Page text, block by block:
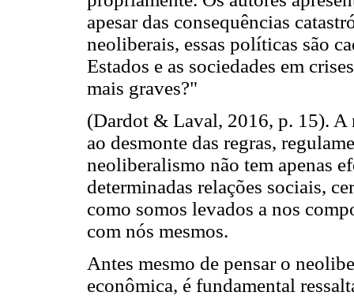
apesar das consequências
neoliberais, essas políticas são
Estados e as sociedades em
mais graves?"
(Dardot & Laval, 2016, p. 15). A
ao desmonte das regras,
neoliberalismo não tem apenas
determinadas relações sociais,
como somos levados a nos
com nós mesmos.
Antes mesmo de pensar o
econômica, é fundamental